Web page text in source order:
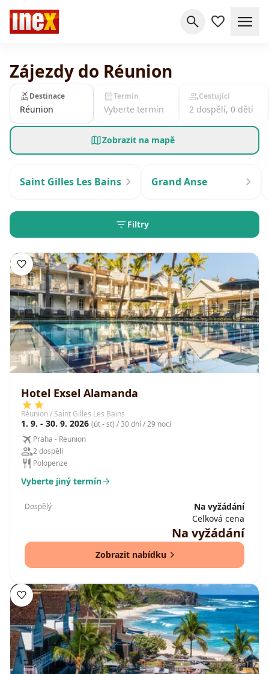
Zájezdy do Réunion
Destinace
Réunion
Termín
Vyberte termín
Cestující
2 dospělí, 0 dětí
Zobrazit na mapě
Saint Gilles Les Bains Grand Anse
Filtry
Hotel Exsel Alamanda
Réunion / Saint Gilles Les Bains
1. 9. - 30. 9. 2026 (út - st) / 30 dní / 29 nocí
Praha - Reunion
2 dospělí
Polopenze
Vyberte jiný termín
Dospělý
Na vyžádání
Celková cena
Na vyžádání
Zobrazit nabídku